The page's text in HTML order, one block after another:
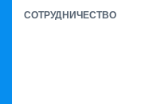
СОТРУДНИЧЕСТВО